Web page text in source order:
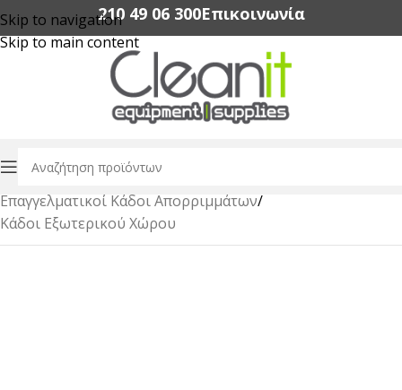
Skip to navigation
Skip to main content
210 49 06 300‬Επικοινωνία
Αρχική σελίδα/Διαχείρηση Απορριμμάτων & Αξεσουάρ
Επαγγελματικοί Κάδοι Απορριμμάτων/
Κάδοι Εξωτερικού Χώρου